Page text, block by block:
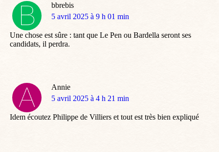
bbrebis
dit
5 avril 2025 à 9 h 01 min
Une chose est sûre : tant que Le Pen ou Bardella seront ses
candidats, il perdra.
Annie
dit
5 avril 2025 à 4 h 21 min
Idem écoutez Philippe de Villiers et tout est très bien expliqué